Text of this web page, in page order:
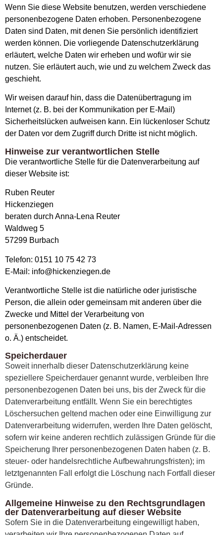
Wenn Sie diese Website benutzen, werden verschiedene
personenbezogene Daten erhoben. Personenbezogene
Daten sind Daten, mit denen Sie persönlich identifiziert
werden können. Die vorliegende Datenschutzerklärung
erläutert, welche Daten wir erheben und wofür wir sie
nutzen. Sie erläutert auch, wie und zu welchem Zweck das
geschieht.
Wir weisen darauf hin, dass die Datenübertragung im
Internet (z. B. bei der Kommunikation per E-Mail)
Sicherheitslücken aufweisen kann. Ein lückenloser Schutz
der Daten vor dem Zugriff durch Dritte ist nicht möglich.
Hinweise zur verantwortlichen Stelle
Die verantwortliche Stelle für die Datenverarbeitung auf
dieser Website ist:
Ruben Reuter
Hickenziegen
beraten durch Anna-Lena Reuter
Waldweg 5
57299 Burbach
Telefon: 0151 10 75 42 73
E-Mail: info@hickenziegen.de
Verantwortliche Stelle ist die natürliche oder juristische
Person, die allein oder gemeinsam mit anderen über die
Zwecke und Mittel der Verarbeitung von
personenbezogenen Daten (z. B. Namen, E-Mail-Adressen
o. Ä.) entscheidet.
Speicherdauer
Soweit innerhalb dieser Datenschutzerklärung keine
speziellere Speicherdauer genannt wurde, verbleiben Ihre
personenbezogenen Daten bei uns, bis der Zweck für die
Datenverarbeitung entfällt. Wenn Sie ein berechtigtes
Löschersuchen geltend machen oder eine Einwilligung zur
Datenverarbeitung widerrufen, werden Ihre Daten gelöscht,
sofern wir keine anderen rechtlich zulässigen Gründe für die
Speicherung Ihrer personenbezogenen Daten haben (z. B.
steuer- oder handelsrechtliche Aufbewahrungsfristen); im
letztgenannten Fall erfolgt die Löschung nach Fortfall dieser
Gründe.
Allgemeine Hinweise zu den Rechtsgrundlagen
der Datenverarbeitung auf dieser Website
Sofern Sie in die Datenverarbeitung eingewilligt haben,